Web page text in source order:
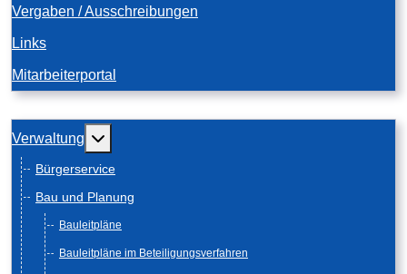
Vergaben / Ausschreibungen
Links
Mitarbeiterportal
Verwaltung Weitere Informationen: Verwaltung
Bürgerservice
Bau und Planung
Bauleitpläne
Bauleitpläne im Beteiligungsverfahren